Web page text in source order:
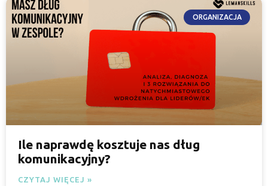
ORGANIZACJA
Ile naprawdę kosztuje nas dług
komunikacyjny?
CZYTAJ WIĘCEJ »